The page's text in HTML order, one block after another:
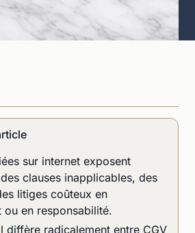
sur internet exposent
clauses inapplicables, des
litiges coûteux en
ou en responsabilité.
diffère radicalement entre CGV